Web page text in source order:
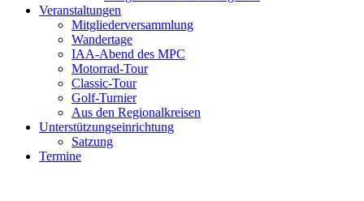
Veranstaltungen
Mitgliederversammlung
Wandertage
IAA-Abend des MPC
Motorrad-Tour
Classic-Tour
Golf-Turnier
Aus den Regionalkreisen
Unterstützungseinrichtung
Satzung
Termine